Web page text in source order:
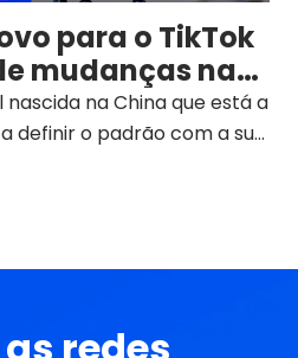
para o TikTok
mudanças na
aplicação até à
contexto
nascida na China que está a
definir o padrão com a sua
de se adaptar às novas
Nos últimos